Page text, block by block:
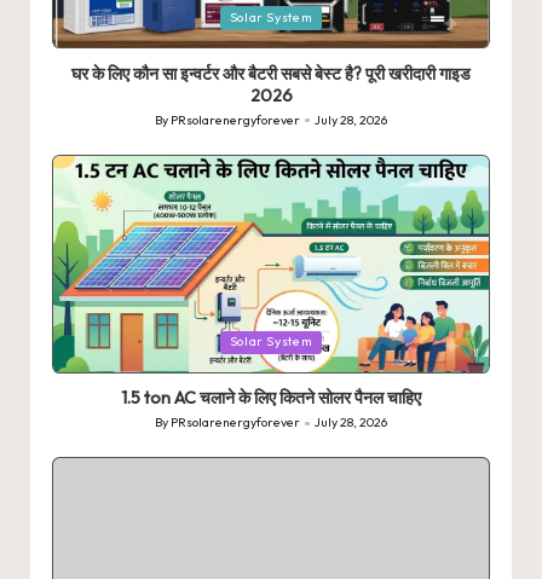
Posted
in
Solar System
घर के लिए कौन सा इन्वर्टर और बैटरी सबसे बेस्ट है? पूरी खरीदारी गाइड
2026
Posted
By PRsolarenergyforever July 28, 2026
Posted
in
Solar System
1.5 ton AC चलाने के लिए कितने सोलर पैनल चाहिए
Posted
by
By PRsolarenergyforever July 28, 2026